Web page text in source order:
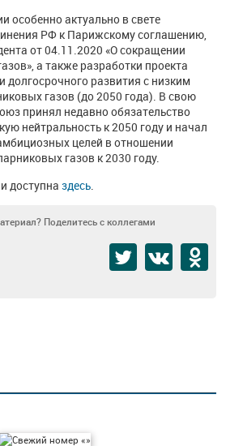
особенно актуально в свете
РФ к Парижскому соглашению,
от 04.11.2020 «О сокращении
а также разработки проекта
долгосрочного развития с низким
газов (до 2050 года). В свою
принял недавно обязательство
нейтральность к 2050 году и начал
целей в отношении
газов к 2030 году.
доступна здесь
Поделитесь с коллегами